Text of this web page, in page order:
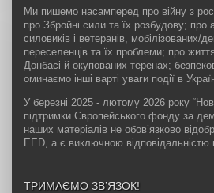
Ми пишемо насамперед про війну з
про Збройні сили та їх розбудову; про
силовиків і ветеранів, мобілізованих/
переселенців та їх проблеми; про
Донбасі й окупованих теренах;
оминаємо інші варті уваги події в
У березні 2025 - лютому 2026 року
підтримки Європейського фонду за
наших матеріалів не обов’язково
EED, а є виключною відповідальністю
ТРИМАЄМО ЗВ’ЯЗОК!